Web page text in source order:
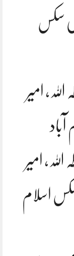
سکس
امیر
امیر
اسلام